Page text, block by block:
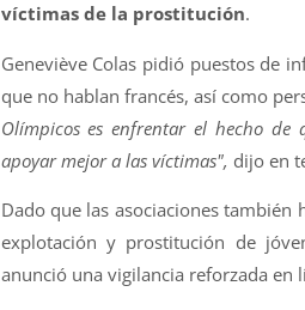
víctimas de la prostitución.
Geneviève Colas pidió puestos de
que no hablan francés, así como
Olímpicos es enfrentar el hecho
apoyar mejor a las víctimas", dijo en
Dado que las asociaciones
explotación y prostitución de
anunció una vigilancia reforzada en